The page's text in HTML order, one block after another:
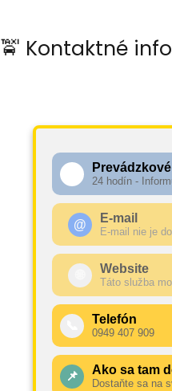
🚖 Kontaktné
24 hodín -
@ E-mail
E-mail nie je
Website
Táto služba
Telefón
0949 407 909
📌 Ako sa tam
Dostaňte sa na